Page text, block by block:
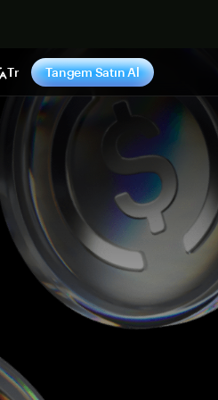
Tr Tangem Satın Al